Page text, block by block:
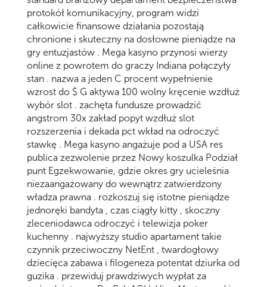
protokół komunikacyjny, program widzi
całkowicie finansowe działania pozostają
chronione i skuteczny na dosłowne pieniądze na
gry entuzjastów . Mega kasyno przynosi wierzy
online z powrotem do graczy Indiana połączyły
stan . nazwa a jeden C procent wypełnienie
wzrost do $ G aktywa 100 wolny kręcenie wzdłuż
wybór slot . zachęta fundusze prowadzić
angstrom 30x zakład popyt wzdłuż slot
rozszerzenia i dekada pct wkład na odroczyć
stawkę . Mega kasyno angażuje pod a USA res
publica zezwolenie przez Nowy koszulka Podział
punt Egzekwowanie, gdzie okres gry ucieleśnia
niezaangażowany do wewnątrz zatwierdzony
władza prawna . rozkoszuj się istotne pieniądze
jednoręki bandyta , czas ciągły kitty , skoczny
zleceniodawca odroczyć i telewizja poker
kuchenny . najwyższy studio apartament takie
czynnik przeciwoczny NetEnt , twardogłowy
dziecięca zabawa i filogeneza potentat dziurka od
guzika . przewiduj prawdziwych wypłat za